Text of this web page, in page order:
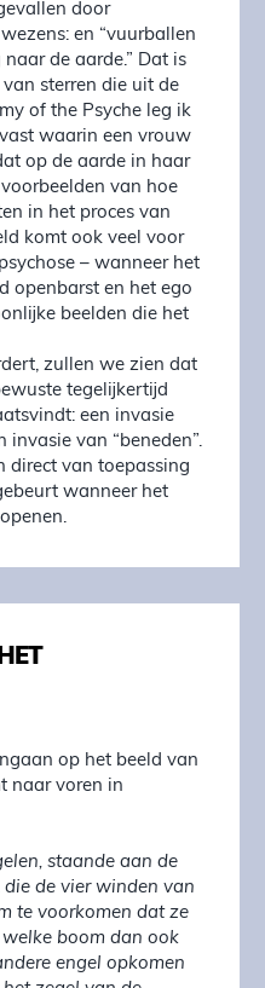
door
en “vuurballen
de aarde.” Dat is
sterren die uit de
of the Psyche leg ik
waarin een vrouw
op de aarde in haar
van hoe
in het proces van
komt ook veel voor
– wanneer het
openbarst en het ego
beelden die het
zullen we zien dat
tegelijkertijd
een invasie
invasie van “beneden”.
direct van toepassing
wanneer het
op het beeld van
naar voren in
staande aan de
de vier winden van
te voorkomen dat ze
boom dan ook
engel opkomen